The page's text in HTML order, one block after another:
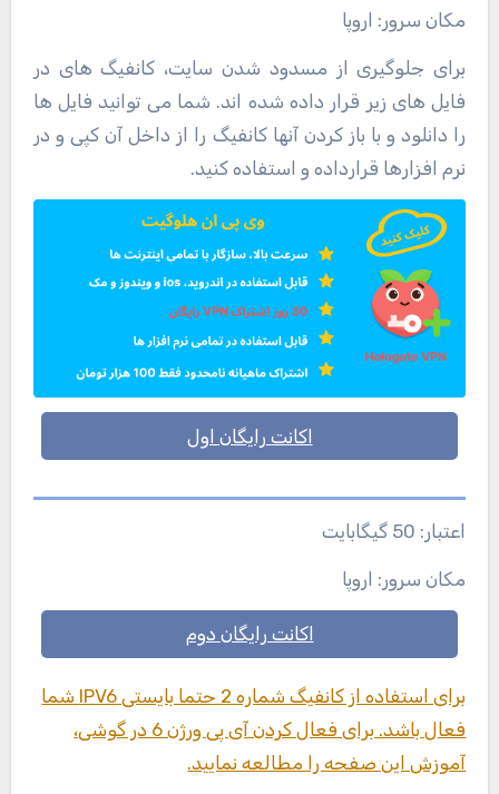
مکان سرور: اروپا
برای جلوگیری از مسدود شدن سایت، کانفیگ های در
فایل های زیر قرار داده شده اند. شما می توانید فایل ها
را دانلود و با باز کردن آنها کانفیگ را از داخل آن کپی و در
نرم افزارها قرارداده و استفاده کنید.
اکانت رایگان اول
اعتبار: 50 گیگابایت
مکان سرور: اروپا
اکانت رایگان دوم
برای استفاده از کانفیگ شماره 2 حتما بایستی IPV6 شما
فعال باشد. برای فعال کردن آی پی ورژن 6 در گوشی،
آموزش این صفحه را مطالعه نمایید.